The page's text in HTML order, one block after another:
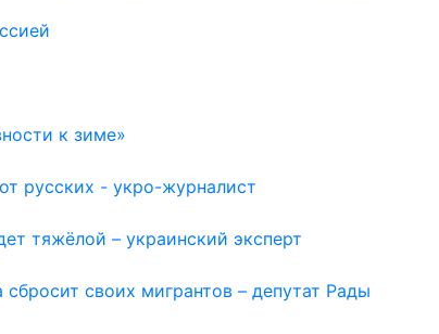
к зиме»
русских - укро-журналист
тяжёлой – украинский эксперт
своих мигрантов – депутат Рады